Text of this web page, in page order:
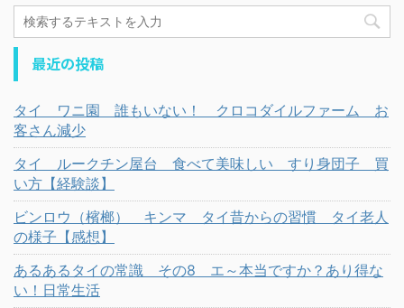
最近の投稿
タイ ワニ園 誰もいない！ クロコダイルファーム お
客さん減少
タイ ルークチン屋台 食べて美味しい すり身団子 買
い方【経験談】
ビンロウ（檳榔） キンマ タイ昔からの習慣 タイ老人
の様子【感想】
あるあるタイの常識 その8 エ～本当ですか？あり得な
い！日常生活